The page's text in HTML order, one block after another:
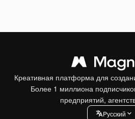
Креативная платформа для
Более 1 миллиона
предприятий,
Pусский